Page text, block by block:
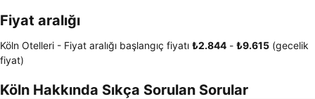
Fiyat aralığı
Köln Otelleri - Fiyat aralığı başlangıç fiyatı ‎₺2.844 - ‎₺9.615 (gecelik
fiyat)
Köln Hakkında Sıkça Sorulan Sorular